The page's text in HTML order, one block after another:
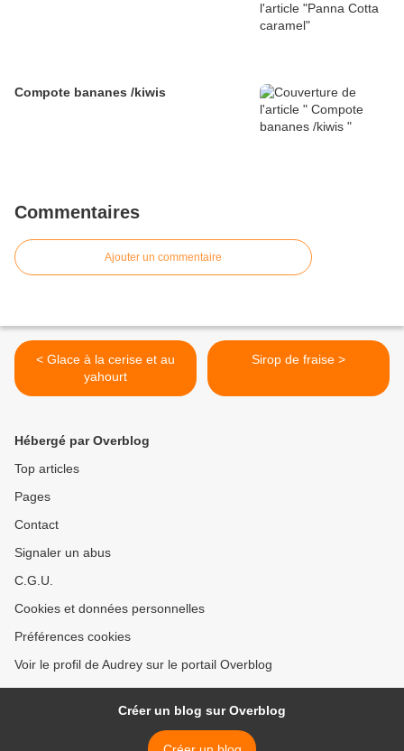
Compote bananes /kiwis
Commentaires
Ajouter un commentaire
< Glace à la cerise et au
yahourt
Sirop de fraise >
Hébergé par Overblog
Top articles
Pages
Contact
Signaler un abus
C.G.U.
Cookies et données personnelles
Préférences cookies
Voir le profil de Audrey sur le portail Overblog
Créer un blog sur Overblog